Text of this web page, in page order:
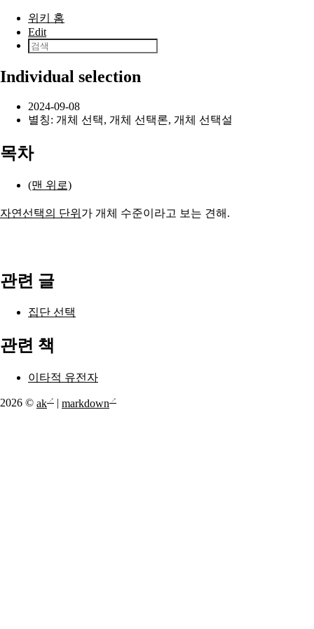
본문으로 건너뛰기
위키 홈
Edit
Individual selection
2024-09-08
별칭: 개체 선택, 개체 선택론, 개체 선택설
목차
(맨 위로)
자연선택의 단위 가 개체 수준이라고 보는 견해.
관련 글
집단 선택
관련 책
이타적 유전자
2026 © ak markdown